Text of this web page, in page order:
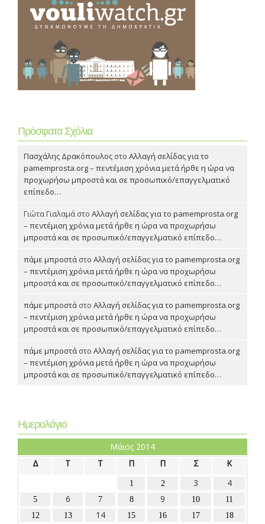
Πρόσφατα Σχόλια
Πασχάλης Δρακόπουλος στο Αλλαγή σελίδας για το
pamemprosta.org – πεντέμιση χρόνια μετά ήρθε η ώρα να
προχωρήσω μπροστά και σε προσωπικό/επαγγελματικό
επίπεδο…
Γιώτα Γιαλαμά στο Αλλαγή σελίδας για το pamemprosta.org
– πεντέμιση χρόνια μετά ήρθε η ώρα να προχωρήσω
μπροστά και σε προσωπικό/επαγγελματικό επίπεδο…
πάμε μπροστά στο Αλλαγή σελίδας για το pamemprosta.org
– πεντέμιση χρόνια μετά ήρθε η ώρα να προχωρήσω
μπροστά και σε προσωπικό/επαγγελματικό επίπεδο…
πάμε μπροστά στο Αλλαγή σελίδας για το pamemprosta.org
– πεντέμιση χρόνια μετά ήρθε η ώρα να προχωρήσω
μπροστά και σε προσωπικό/επαγγελματικό επίπεδο…
πάμε μπροστά στο Αλλαγή σελίδας για το pamemprosta.org
– πεντέμιση χρόνια μετά ήρθε η ώρα να προχωρήσω
μπροστά και σε προσωπικό/επαγγελματικό επίπεδο…
Ημερολόγιο
Μάιος 2014
Δ
Τ Τ Π Π Σ Κ
1 2 3 4
5 6 7 8 9 10
11
12
13 14 15 16 17
18